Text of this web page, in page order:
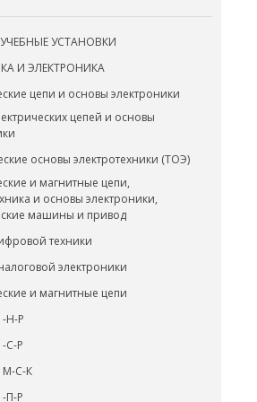
УСТАНОВКИ
И ЭЛЕКТРОНИКА
цепи и основы электроники
цепей и основы
основы электротехники (ТОЭ)
и магнитные цепи,
и основы электроники,
машины и привод
техники
электроники
и магнитные цепи
Н-Р
С-Р
С-К
П-Р